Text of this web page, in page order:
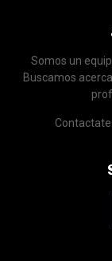
Somos un
Buscamos